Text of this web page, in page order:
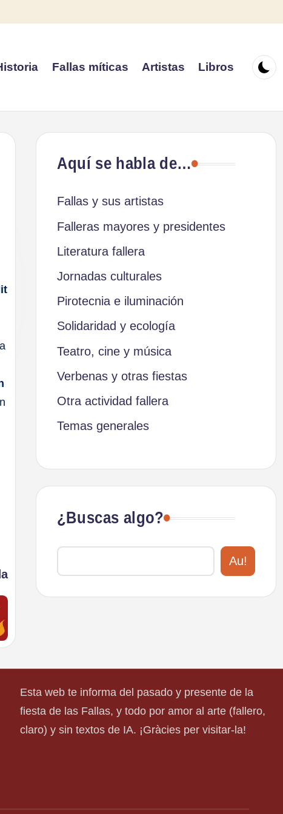
Fallas míticas Artistas Libros
Aquí se habla de…
Fallas y sus artistas
Falleras mayores y presidentes
Literatura fallera
Jornadas culturales
Pirotecnia e iluminación
Solidaridad y ecología
Teatro, cine y música
Verbenas y otras fiestas
Otra actividad fallera
Temas generales
¿Buscas algo?
Au!
Esta web te informa del pasado y presente de la
fiesta de las Fallas, y todo por amor al arte (fallero,
claro) y sin textos de IA. ¡Gràcies per visitar-la!